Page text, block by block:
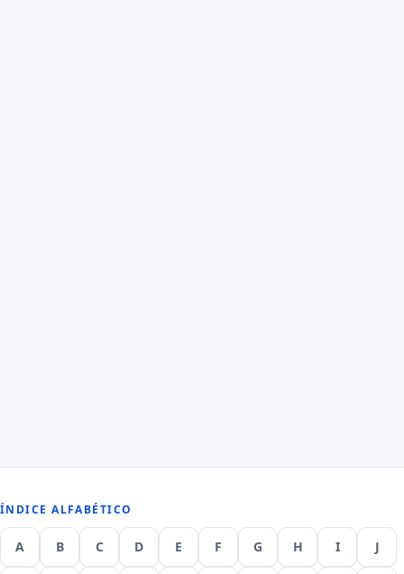
ÍNDICE ALFABÉTICO
A B C D E F G H I J